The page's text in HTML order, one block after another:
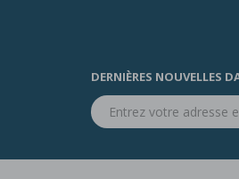
DERNIÈRES NOUVELLES